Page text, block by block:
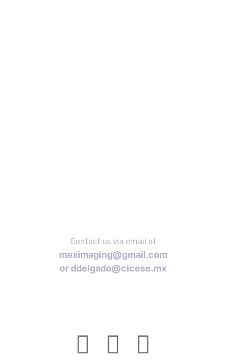
Contact us via email at
meximaging@gmail.com
or ddelgado@cicese.mx